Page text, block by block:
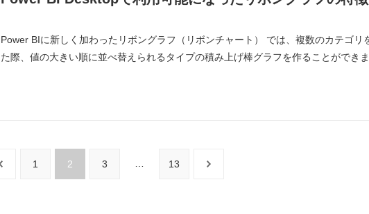
Power BIに新しく加わったリボングラフ（リボンチャート） では、複数のカテゴリ
た際、値の大きい順に並べ替えられるタイプの積み上げ棒グラフを作ることができ
1 2 3 … 13